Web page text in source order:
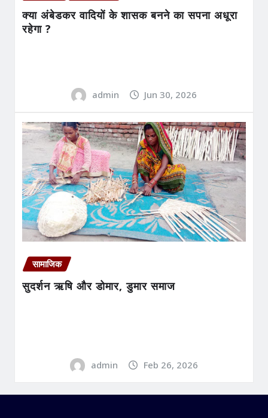
क्या अंबेडकर वादियों के शासक बनने का सपना अधूरा
रहेगा ?
admin Jun 30, 2026
सामाजिक
सुदर्शन ऋषि और डोमार, डुमार समाज
admin Feb 26, 2026